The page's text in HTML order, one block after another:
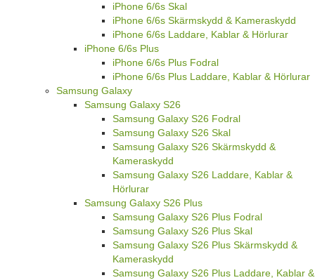
iPhone 6/6s Skal
iPhone 6/6s Skärmskydd & Kameraskydd
iPhone 6/6s Laddare, Kablar & Hörlurar
iPhone 6/6s Plus
iPhone 6/6s Plus Fodral
iPhone 6/6s Plus Laddare, Kablar & Hörlurar
Samsung Galaxy
Samsung Galaxy S26
Samsung Galaxy S26 Fodral
Samsung Galaxy S26 Skal
Samsung Galaxy S26 Skärmskydd &
Kameraskydd
Samsung Galaxy S26 Laddare, Kablar &
Hörlurar
Samsung Galaxy S26 Plus
Samsung Galaxy S26 Plus Fodral
Samsung Galaxy S26 Plus Skal
Samsung Galaxy S26 Plus Skärmskydd &
Kameraskydd
Samsung Galaxy S26 Plus Laddare, Kablar &